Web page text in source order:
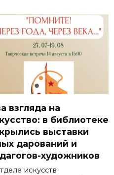
взгляда на
в библиотеке
выставки
дарований и
художников
искусств